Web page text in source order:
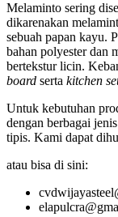
Melaminto sering
dikarenakan
sebuah papan kayu.
bahan polyester dan
bertekstur licin.
board serta kitchen
Untuk kebutuhan
dengan berbagai
tipis. Kami dapat
atau bisa di sini: